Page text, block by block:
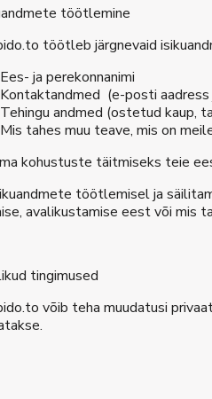
töötlemine
töötleb järgnevaid
ja perekonnanimi
(e-posti aadress
andmed (ostetud kaup,
tahes muu teave, mis on
kohustuste täitmiseks teie
töötlemisel ja
avalikustamise eest või mis
tingimused
võib teha muudatusi